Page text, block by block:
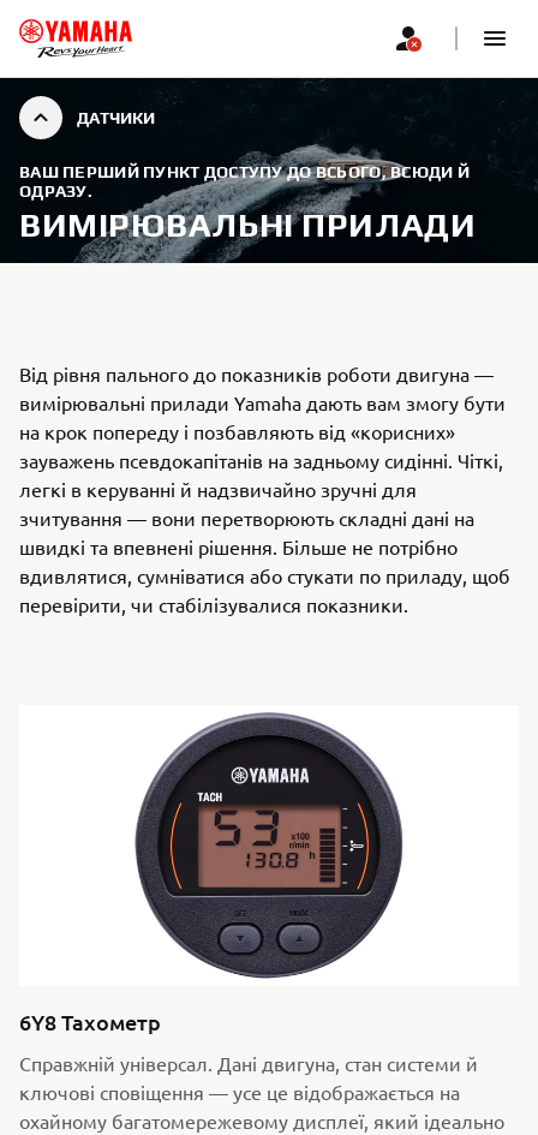
ДАТЧИКИ
ВАШ ПЕРШИЙ ПУНКТ ДОСТУПУ ДО ВСЬОГО, ВСЮДИ Й
ОДРАЗУ.
ВИМІРЮВАЛЬНІ ПРИЛАДИ
Від рівня пального до показників роботи двигуна —
вимірювальні прилади Yamaha дають вам змогу бути
на крок попереду і позбавляють від «корисних»
зауважень псевдокапітанів на задньому сидінні. Чіткі,
легкі в керуванні й надзвичайно зручні для
зчитування — вони перетворюють складні дані на
швидкі та впевнені рішення. Більше не потрібно
вдивлятися, сумніватися або стукати по приладу, щоб
перевірити, чи стабілізувалися показники.
6Y8 Тахометр
Справжній універсал. Дані двигуна, стан системи й
ключові сповіщення — усе це відображається на
охайному багатомережевому дисплеї, який ідеально